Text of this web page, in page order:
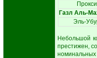
Прокси
Газл Аль-
Эль-
Небольшой
престижен,